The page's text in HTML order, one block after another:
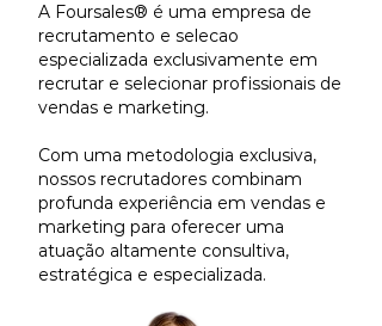
A Foursales® é uma empresa de
recrutamento e selecao
especializada exclusivamente em
recrutar e selecionar profissionais de
vendas e marketing.
Com uma metodologia exclusiva,
nossos recrutadores combinam
profunda experiência em vendas e
marketing para oferecer uma
atuação altamente consultiva,
estratégica e especializada.